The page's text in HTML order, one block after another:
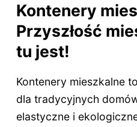
Kontenery
Przyszłość
tu jest!
Kontenery mieszkalne
dla tradycyjnych
elastyczne i